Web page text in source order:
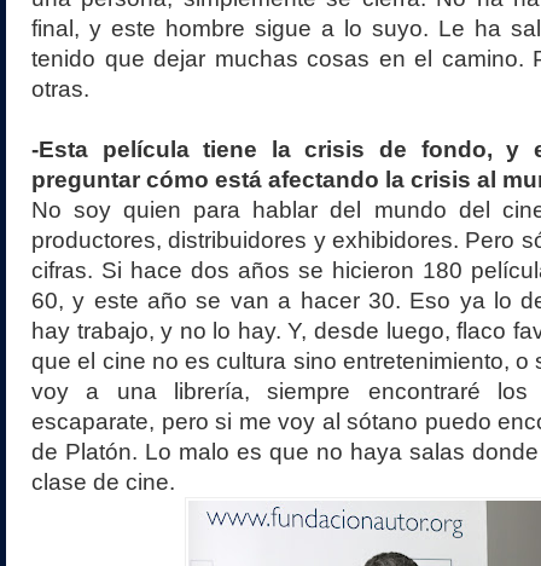
final, y este hombre sigue a lo suyo. Le ha
tenido que dejar muchas cosas en el camino.
otras.
-Esta película tiene la crisis de fondo, y
preguntar cómo está afectando la crisis al
No soy quien para hablar del mundo del
productores, distribuidores y exhibidores. Pero
cifras. Si hace dos años se hicieron 180
60, y este año se van a hacer 30. Eso ya lo
hay trabajo, y no lo hay. Y, desde luego, flaco
que el cine no es cultura sino entretenimiento, o
voy a una librería, siempre encontraré los
escaparate, pero si me voy al sótano puedo
de Platón. Lo malo es que no haya salas
clase de cine.